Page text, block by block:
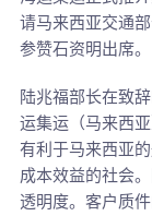
请马来西亚交通
参赞石资明出席。
陆兆福部长在致
运集运（马来西
有利于马来西亚
成本效益的社会
透明度。客户质